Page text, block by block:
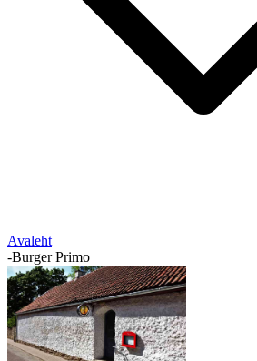
Avaleht
-Burger Primo